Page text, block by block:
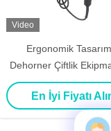
Video
Ergonomik
Dehorner Çiftlik
Parça Testere Dişleri
En İyi Fiyatı